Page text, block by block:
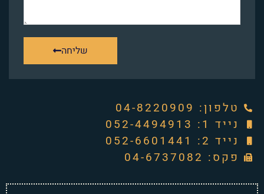
שליחה
טלפון: ‭04-8220909‬
נייד 1: 052-4494913
נייד 2: 052-6601441
פקס: 04-6737082